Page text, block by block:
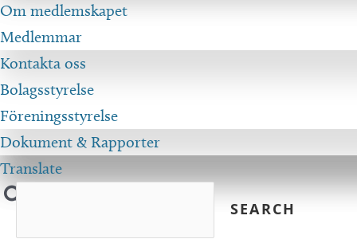
Om medlemskapet
Medlemmar
Kontakta oss
Bolagsstyrelse
Föreningsstyrelse
Dokument & Rapporter
Translate